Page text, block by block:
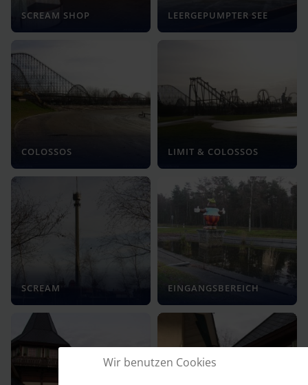
SCREAM SHOP LEERGEPUMPTER SEE
COLOSSOS LIMIT & COLOSSOS
SCREAM EINGANGSBEREICH
Wir benutzen Cookies